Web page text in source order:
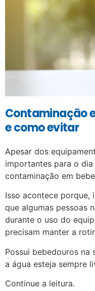
Contaminação
e como evitar
Apesar dos
importantes para o
contaminação em
Isso acontece porque,
que algumas pessoas
durante o uso do
precisam manter a
Possui bebedouros na
a água esteja sempre
Continue a leitura.